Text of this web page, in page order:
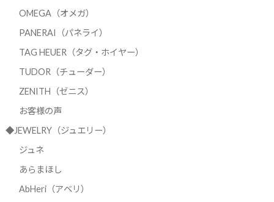
OMEGA（オメガ）
PANERAI（パネライ）
TAG HEUER（タグ・ホイヤー）
TUDOR（チューダー）
ZENITH（ゼニス）
お客様の声
◆JEWELRY（ジュエリー）
ジュネ
あらまほし
AbHeri（アベリ）